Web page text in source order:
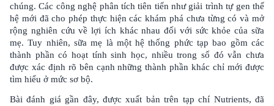
chúng. Các công nghệ phân tích tiên tiến như giải trình tự gen thế
hệ mới đã cho phép thực hiện các khám phá chưa từng có và mở
rộng nghiên cứu về lợi ích khác nhau đối với sức khỏe của sữa
mẹ. Tuy nhiên, sữa mẹ là một hệ thống phức tạp bao gồm các
thành phần có hoạt tính sinh học, nhiều trong số đó vẫn chưa
được xác định rõ bên cạnh những thành phần khác chỉ mới được
tìm hiểu ở mức sơ bộ.
Bài đánh giá gần đây, được xuất bản trên tạp chí Nutrients, đã